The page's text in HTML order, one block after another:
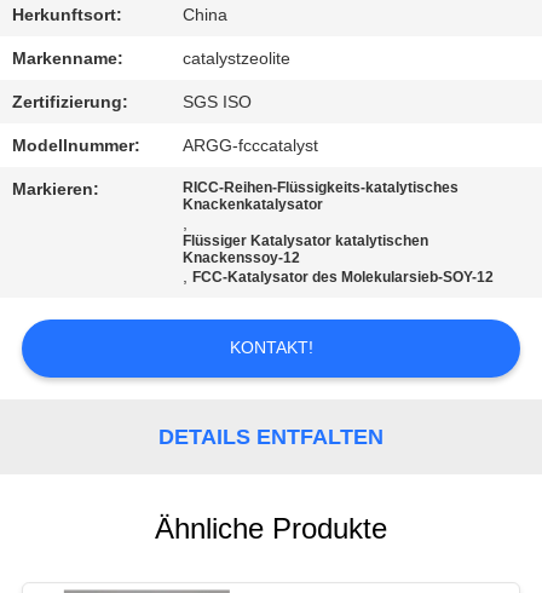
SIE
MIT
UNS
IN
VERBINDUNG
NACHRICHTEN
FÄLLE
Herkunftsort: China
Markenname: catalystzeolite
Zertifizierung: SGS ISO
Modellnummer: ARGG-fcccatalyst
Markieren:
RICC-Reihen-Flüssigkeits-katalytisches
Knackenkatalysator
,
Flüssiger Katalysator katalytischen
Knackenssoy-12
,FCC-Katalysator des Molekularsieb-SOY-12
KONTAKT!
DETAILS ENTFALTEN
Ähnliche Produkte